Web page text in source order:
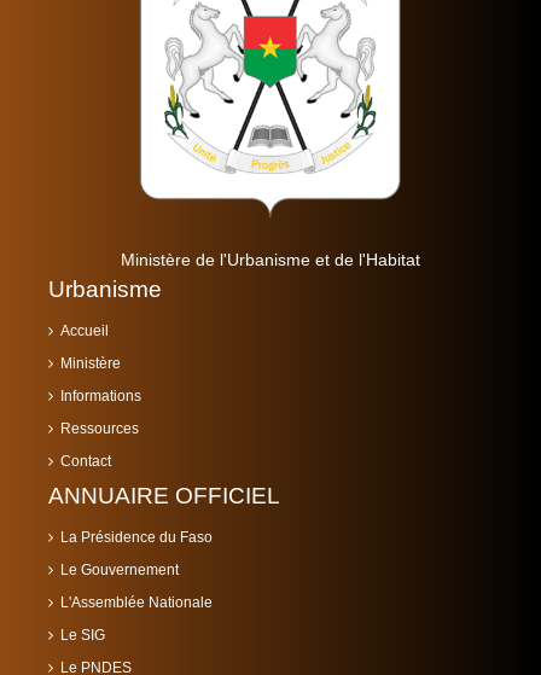
Ministère de l'Urbanisme et de l'Habitat
Urbanisme
Accueil
Ministère
Informations
Ressources
Contact
ANNUAIRE OFFICIEL
La Présidence du Faso
Le Gouvernement
L'Assemblée Nationale
Le SIG
Le PNDES